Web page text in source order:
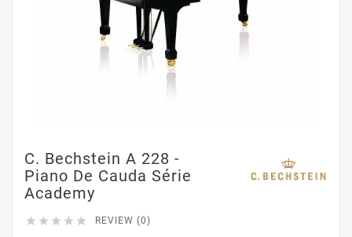
C. Bechstein A 228 -
Piano De Cauda Série
Academy
     REVIEW (0)